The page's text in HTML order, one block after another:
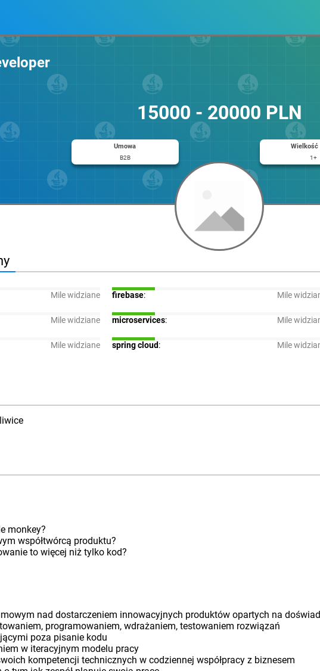
15000 - 20000 PLN
Umowa
B2B 1+
Mile widziane firebase: Mile
Mile widziane microservices: Mile
Mile widziane spring cloud: Mile
monkey?
współtwórcą produktu?
to więcej niż tylko kod?
nad dostarczeniem innowacyjnych produktów opartych na
programowaniem, wdrażaniem, testowaniem rozwiązań
poza pisanie kodu
w iteracyjnym modelu pracy
kompetencji technicznych w codziennej współpracy z biznesem